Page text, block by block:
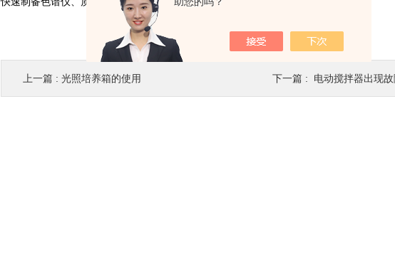
上一篇 : 光照培养箱的使用 下一篇 : 电动搅拌器出现故障